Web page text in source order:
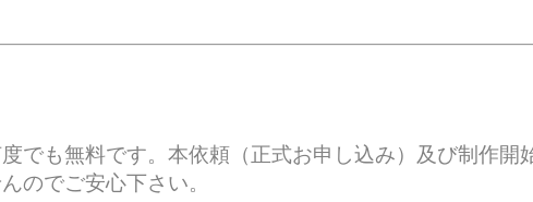
でも無料です。本依頼（正式お申し込み）及び制作
のでご安心下さい。